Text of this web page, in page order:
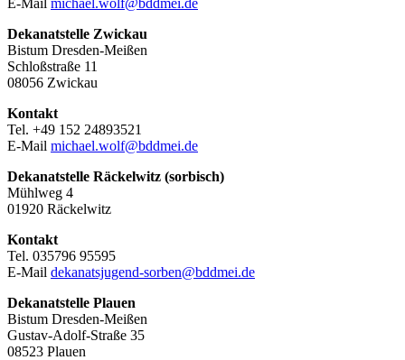
E-Mail michael.wolf@bddmei.de
Dekanatstelle Zwickau
Bistum Dresden-Meißen
Schloßstraße 11
08056 Zwickau
Kontakt
Tel. +49 152 24893521
E-Mail michael.wolf@bddmei.de
Dekanatstelle Räckelwitz (sorbisch)
Mühlweg 4
01920 Räckelwitz
Kontakt
Tel. 035796 95595
E-Mail dekanatsjugend-sorben@bddmei.de
Dekanatstelle Plauen
Bistum Dresden-Meißen
Gustav-Adolf-Straße 35
08523 Plauen